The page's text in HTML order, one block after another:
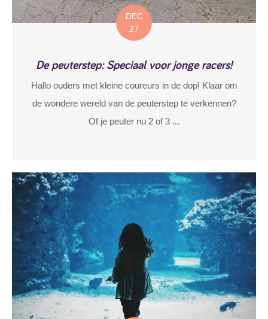
DEC
27
De peuterstep: Speciaal voor jonge racers!
Hallo ouders met kleine coureurs in de dop! Klaar om
de wondere wereld van de peuterstep te verkennen?
Of je peuter nu 2 of 3 ...